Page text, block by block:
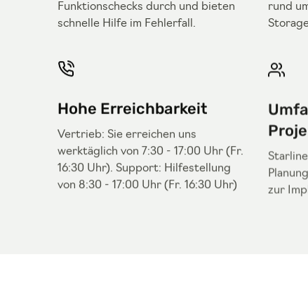
Funktionschecks durch und bieten
schnelle Hilfe im Fehlerfall.
rund
Hohe Erreichbarkeit
Vertrieb: Sie erreichen uns
werktäglich von 7:30 - 17:00 Uhr (Fr.
16:30 Uhr). Support: Hilfestellung
von 8:30 - 17:00 Uhr (Fr. 16:30 Uhr)
zur